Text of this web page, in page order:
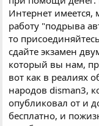
Интернет имеется,
работу "подрыва
то
сдайте экзамен
который вы нам,
вот как в реалиях
народов disman3,
опубликовал от и
бесплатно, и